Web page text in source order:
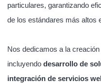
particulares, garantizando
de los estándares más altos
Nos dedicamos a la
incluyendo desarrollo de
integración de servicios